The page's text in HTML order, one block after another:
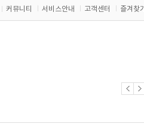
커뮤니티 서비스안내 고객센터 즐겨찾기